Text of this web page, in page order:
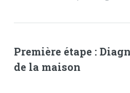
Première étape :
de la maison